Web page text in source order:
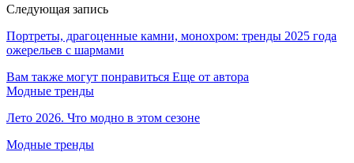
Следующая запись
Портреты, драгоценные камни, монохром: тренды 2025 года
ожерельев с шармами
Вам также могут понравиться Еще от автора
Модные тренды
Лето 2026. Что модно в этом сезоне
Модные тренды